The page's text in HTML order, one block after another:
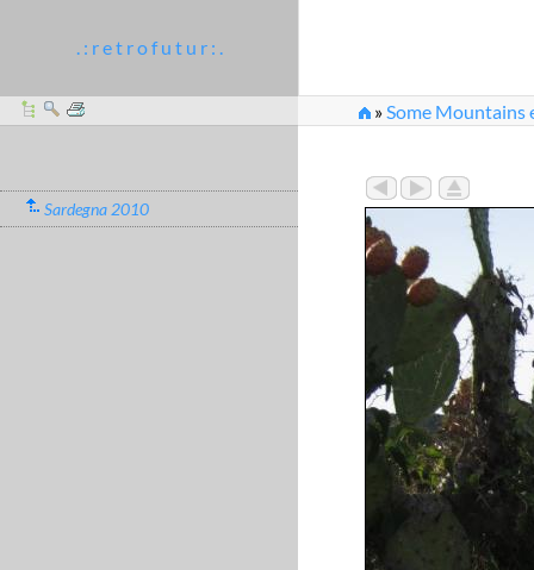
. : r e t r o f u t u r : .
»Some Mountains
Sardegna 2010